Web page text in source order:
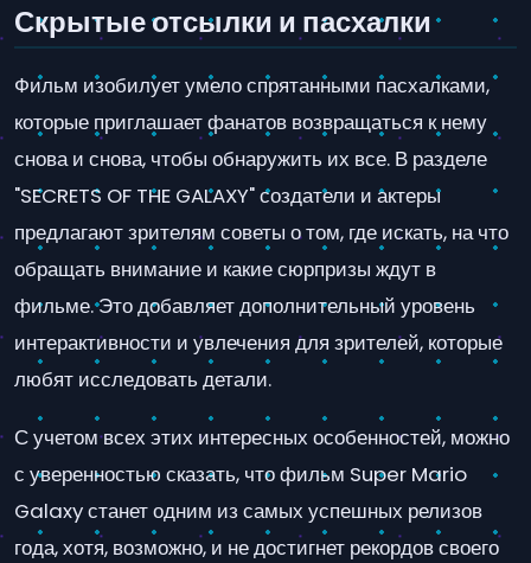
Скрытые отсылки и пасхалки
Фильм изобилует умело спрятанными пасхалками,
которые приглашает фанатов возвращаться к нему
снова и снова, чтобы обнаружить их все. В разделе
"SECRETS OF THE GALAXY" создатели и актеры
предлагают зрителям советы о том, где искать, на что
обращать внимание и какие сюрпризы ждут в
фильме. Это добавляет дополнительный уровень
интерактивности и увлечения для зрителей, которые
любят исследовать детали.
С учетом всех этих интересных особенностей, можно
с уверенностью сказать, что фильм Super Mario
Galaxy станет одним из самых успешных релизов
года, хотя, возможно, и не достигнет рекордов своего